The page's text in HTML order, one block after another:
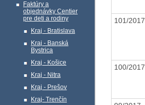
Faktúry a
objednávky Centier
pre deti a rodiny
Kraj - Bratislava
Kraj - Banská
Bystrica
Kraj - Košice
Kraj - Nitra
Kraj - Prešov
Kraj- Trenčín
101/2017
100/2017